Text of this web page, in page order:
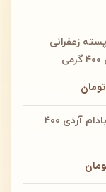
پسته زعفرانی
تومان
گز ۴۰٪ بادام آردی ۴۰۰